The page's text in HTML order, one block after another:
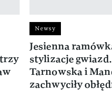
Newsy
Jesienna
stylizacje
Tarnowska i
zachwyciły